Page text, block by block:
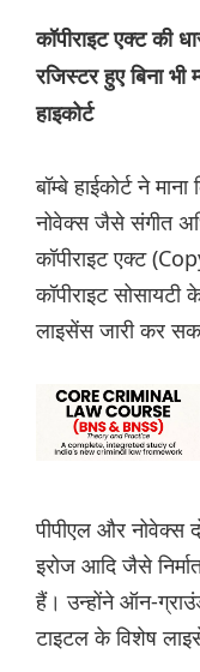
कॉपीराइट एक्ट की
रजिस्टर हुए बिना
हाइकोर्ट
बॉम्बे हाईकोर्ट ने
नोवेक्स जैसे संगीत
कॉपीराइट एक्ट
कॉपीराइट
लाइसेंस जारी कर
पीपीएल और नोवेक्स
इरोज आदि जैसे
हैं। उन्होंने ऑन-
टाइटल के विशेष